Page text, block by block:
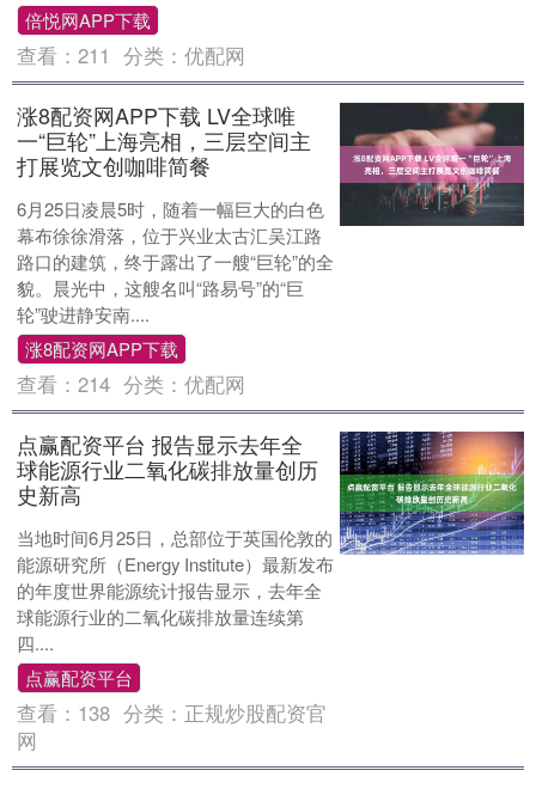
倍悦网APP下载
查看：211 分类：优配网
涨8配资网APP下载 LV全球唯
一“巨轮”上海亮相，三层空间主
打展览文创咖啡简餐
6月25日凌晨5时，随着一幅巨大的白色
幕布徐徐滑落，位于兴业太古汇吴江路
路口的建筑，终于露出了一艘“巨轮”的全
貌。晨光中，这艘名叫“路易号”的“巨
轮”驶进静安南....
涨8配资网APP下载
查看：214 分类：优配网
点赢配资平台 报告显示去年全
球能源行业二氧化碳排放量创历
史新高
当地时间6月25日，总部位于英国伦敦的
能源研究所（Energy Institute）最新发布
的年度世界能源统计报告显示，去年全
球能源行业的二氧化碳排放量连续第
四....
点赢配资平台
查看： 138 分类： 正规炒股配资官
网